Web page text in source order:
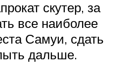
скутер, за
все наиболее
Самуи, сдать
дальше.